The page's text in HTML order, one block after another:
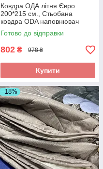
Ковдра ОДА літня Євро
200*215 см., Стьобана
ковдра ODA наповнювач
хлопок - Хлопкопон
Готово до відправки
802 ₴ 978 ₴
Купити
–18%